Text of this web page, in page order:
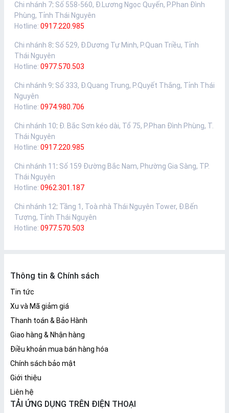
Chi nhánh 7: Số 558-560, Đ.Lương Ngọc Quyến, P.Phan Đình
Phùng, Tỉnh Thái Nguyên
Hotline: 0917.220.985
Chi nhánh 8: Số 529, Đ.Dương Tự Minh, P.Quan Triều, Tỉnh
Thái Nguyên
Hotline: 0977.570.503
Chi nhánh 9: Số 333, Đ.Quang Trung, P.Quyết Thắng, Tỉnh Thái
Nguyên
Hotline: 0974.980.706
Chi nhánh 10: Đ. Bắc Sơn kéo dài, Tổ 75, P.Phan Đình Phùng, T.
Thái Nguyên
Hotline: 0917.220.985
Chi nhánh 11 : Số 159 Đường Bắc Nam, Phường Gia Sàng, TP.
Thái Nguyên
Hotline: 0962.301.187
Chi nhánh 12: Tầng 1, Toà nhà Thái Nguyên Tower, Đ.Bến
Tượng, Tỉnh Thái Nguyên
Hotline: 0977.570.503
Thông tin & Chính sách
Tin tức
Xu và Mã giảm giá
Thanh toán & Bảo Hành
Giao hàng & Nhận hàng
Điều khoản mua bán hàng hóa
Chính sách bảo mật
Giới thiệu
Liên hệ
TẢI ỨNG DỤNG TRÊN ĐIỆN THOẠI